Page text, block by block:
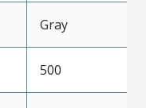
Gray
500